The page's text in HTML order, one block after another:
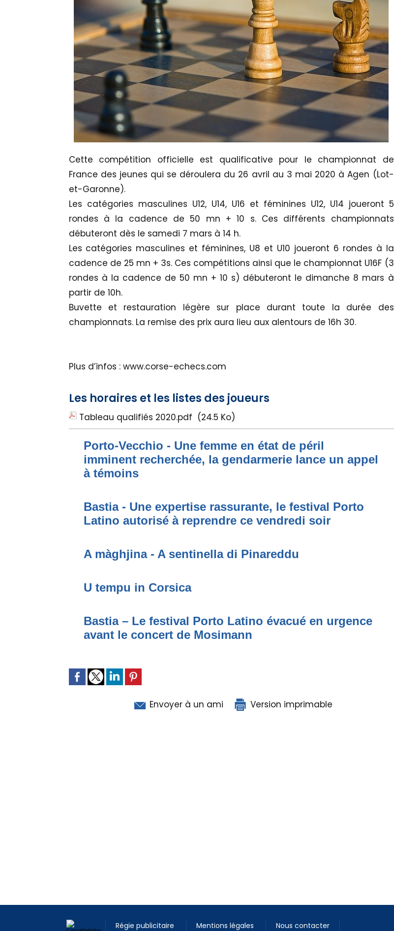
Cette compétition officielle est qualificative pour le championnat de
France des jeunes qui se déroulera du 26 avril au 3 mai 2020 à Agen (Lot-
et-Garonne).
Les catégories masculines U12, U14, U16 et féminines U12, U14 joueront 5
rondes à la cadence de 50 mn + 10 s. Ces différents championnats
débuteront dès le samedi 7 mars à 14 h.
Les catégories masculines et féminines, U8 et U10 joueront 6 rondes à la
cadence de 25 mn + 3s. Ces compétitions ainsi que le championnat U16F (3
rondes à la cadence de 50 mn + 10 s) débuteront le dimanche 8 mars à
partir de 10h.
Buvette et restauration légère sur place durant toute la durée des
championnats. La remise des prix aura lieu aux alentours de 16h 30.
Plus d’infos : www.corse-echecs.com
Les horaires et les listes des joueurs
Tableau qualifiés 2020.pdf (24.5 Ko)
Porto-Vecchio - Une femme en état de péril
imminent recherchée, la gendarmerie lance un appel
à témoins
Bastia - Une expertise rassurante, le festival Porto
Latino autorisé à reprendre ce vendredi soir
A màghjina - A sentinella di Pinareddu
U tempu in Corsica
Bastia – Le festival Porto Latino évacué en urgence
avant le concert de Mosimann
Envoyer à un ami Version imprimable
Régie publicitaire Mentions légales Nous contacter